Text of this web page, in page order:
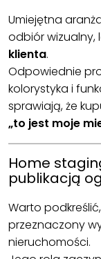
Umiejętna
odbiór wizualny,
klienta.
Odpowiednie
kolorystyka i
sprawiają, że
„to jest moje
Home
publikacją
Warto
przeznaczony
nieruchomości.